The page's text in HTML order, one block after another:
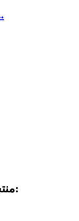
موديول
16 منتجات أخرى في نفس الفئة: